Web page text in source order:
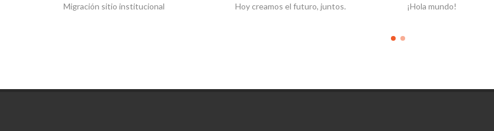
Migración sitio institucional Hoy creamos el futuro, juntos. ¡Hola mundo!